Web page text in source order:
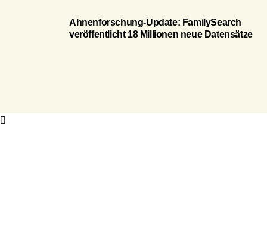
Ahnenforschung-Update: FamilySearch
veröffentlicht 18 Millionen neue Datensätze